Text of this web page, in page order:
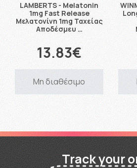
LAMBERTS - Melatonin
1mg Fast Release
Μελατονίνη 1mg Ταχείας
Αποδέσμευ …
13.83€
Μη διαθέσιμο
Track your